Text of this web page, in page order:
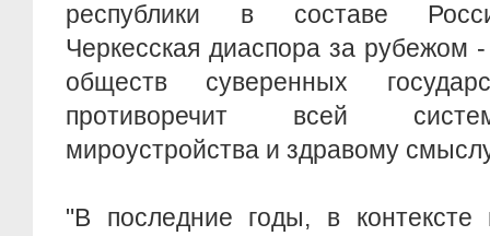
республики в составе
Черкесская диаспора за рубежом
обществ суверенных
противоречит всей
мироустройства и здравому
"В последние годы, в контексте